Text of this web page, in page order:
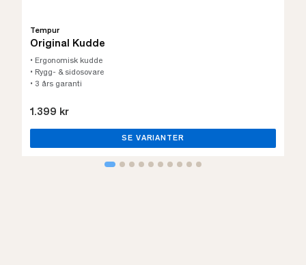
Tempur
Original Kudde
• Ergonomisk kudde
• Rygg- & sidosovare
• 3 års garanti
1.399 kr
SE VARIANTER